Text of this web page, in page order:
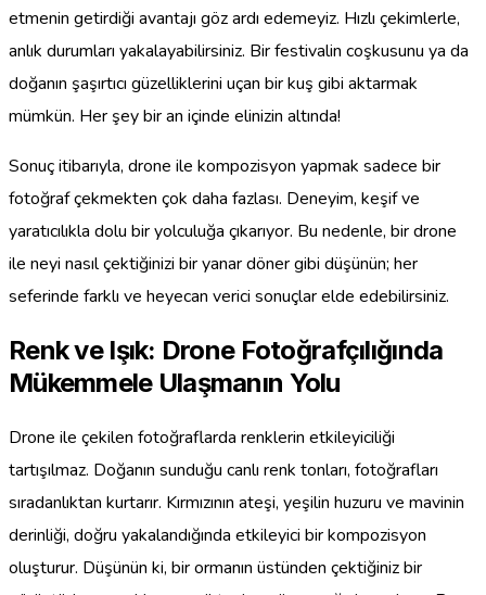
etmenin getirdiği avantajı göz ardı edemeyiz. Hızlı çekimlerle,
anlık durumları yakalayabilirsiniz. Bir festivalin coşkusunu ya da
doğanın şaşırtıcı güzelliklerini uçan bir kuş gibi aktarmak
mümkün. Her şey bir an içinde elinizin altında!
Sonuç itibarıyla, drone ile kompozisyon yapmak sadece bir
fotoğraf çekmekten çok daha fazlası. Deneyim, keşif ve
yaratıcılıkla dolu bir yolculuğa çıkarıyor. Bu nedenle, bir drone
ile neyi nasıl çektiğinizi bir yanar döner gibi düşünün; her
seferinde farklı ve heyecan verici sonuçlar elde edebilirsiniz.
Renk ve Işık: Drone Fotoğrafçılığında
Mükemmele Ulaşmanın Yolu
Drone ile çekilen fotoğraflarda renklerin etkileyiciliği
tartışılmaz. Doğanın sunduğu canlı renk tonları, fotoğrafları
sıradanlıktan kurtarır. Kırmızının ateşi, yeşilin huzuru ve mavinin
derinliği, doğru yakalandığında etkileyici bir kompozisyon
oluşturur. Düşünün ki, bir ormanın üstünden çektiğiniz bir